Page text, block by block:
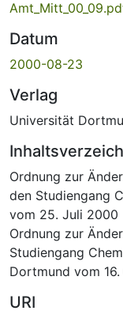
Datum
2000-08-23
Verlag
Universität
Ordnung zur
den Studiengang
vom 25. Juli 2000
Ordnung zur
Studiengang
Dortmund vom
URI